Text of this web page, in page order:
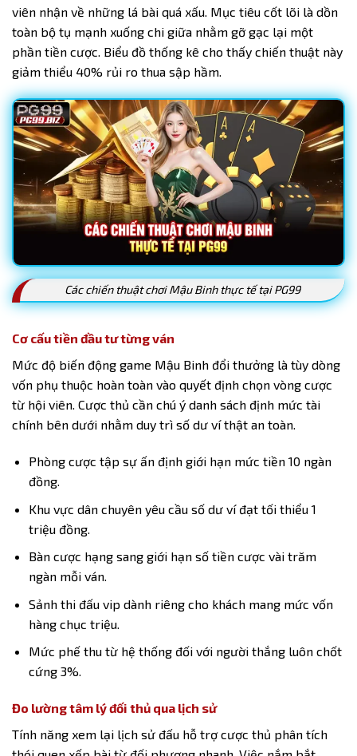
viên nhận về những lá bài quá xấu. Mục tiêu cốt lõi là dồn
toàn bộ tụ mạnh xuống chi giữa nhằm gỡ gạc lại một
phần tiền cược. Biểu đồ thống kê cho thấy chiến thuật này
giảm thiểu 40% rủi ro thua sập hầm.
Các chiến thuật chơi Mậu Binh thực tế tại PG99
Cơ cấu tiền đầu tư từng ván
Mức độ biến động game Mậu Binh đổi thưởng là tùy dòng
vốn phụ thuộc hoàn toàn vào quyết định chọn vòng cược
từ hội viên. Cược thủ cần chú ý danh sách định mức tài
chính bên dưới nhằm duy trì số dư ví thật an toàn.
Phòng cược tập sự ấn định giới hạn mức tiền 10 ngàn
đồng.
Khu vực dân chuyên yêu cầu số dư ví đạt tối thiểu 1
triệu đồng.
Bàn cược hạng sang giới hạn số tiền cược vài trăm
ngàn mỗi ván.
Sảnh thi đấu vip dành riêng cho khách mang mức vốn
hàng chục triệu.
Mức phế thu từ hệ thống đối với người thắng luôn chốt
cứng 3%.
Đo lường tâm lý đối thủ qua lịch sử
Tính năng xem lại lịch sử đấu hỗ trợ cược thủ phân tích